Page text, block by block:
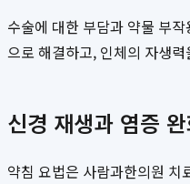
수술에 대한 부담과 약물 부
으로 해결하고, 인체의 자생
신경 재생과 염증
약침 요법은 사람과한의원